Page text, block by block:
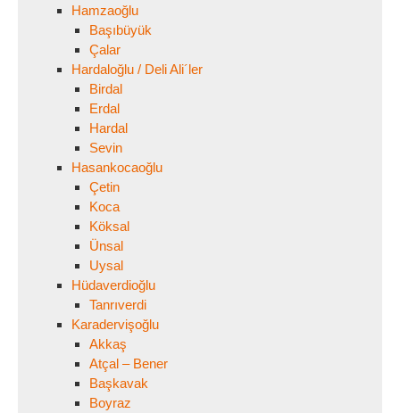
Hamzaoğlu
Başıbüyük
Çalar
Hardaloğlu / Deli Ali´ler
Birdal
Erdal
Hardal
Sevin
Hasankocaoğlu
Çetin
Koca
Köksal
Ünsal
Uysal
Hüdaverdioğlu
Tanrıverdi
Karadervişoğlu
Akkaş
Atçal – Bener
Başkavak
Boyraz